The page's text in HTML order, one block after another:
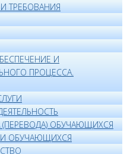
ТРЕБОВАНИЯ
И
ПРОЦЕССА.
ОБУЧАЮЩИХСЯ
ОБУЧАЮЩИХСЯ